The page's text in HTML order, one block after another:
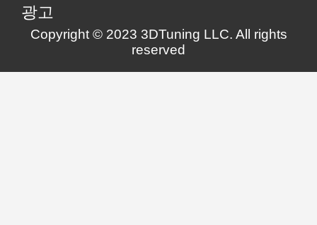
광고
Copyright © 2023 3DTuning LLC. All rights
reserved